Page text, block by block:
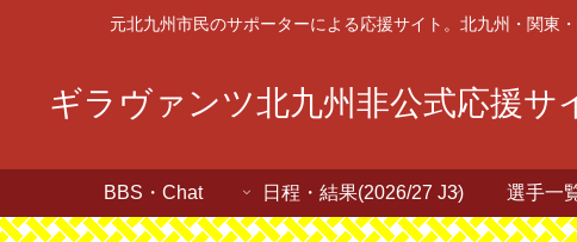
元北九州市民のサポーターによる応援サイト。北九州・関東
ギラヴァンツ北九州非公式応援サ
BBS・Chat 日程・結果(2026/27 J3) 選手一